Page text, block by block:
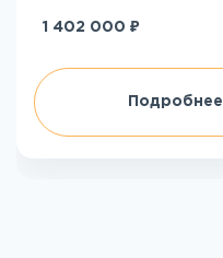
1 402 000 ₽
Подробнее